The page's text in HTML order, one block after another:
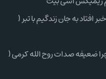
افتاد به جان زندگیم با تبر (
ضعیفه صدات روح الله کرمی (